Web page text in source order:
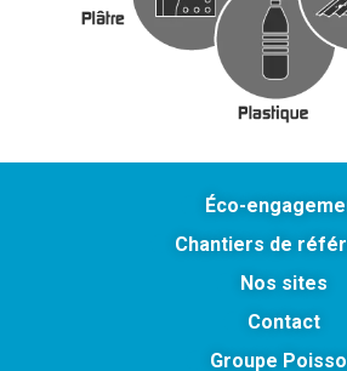
Éco-
Chantiers de
Nos sites
Contact
Groupe